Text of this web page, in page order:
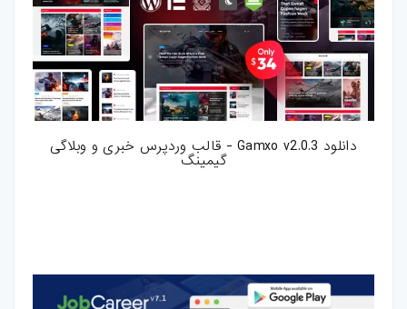
پوستر
کارت-ویزیت
موکاپ
تصاویر-استوک
دانلود Gamxo v2.0.3 - قالب وردپرس خبری و وبلاگی
گیمینگ